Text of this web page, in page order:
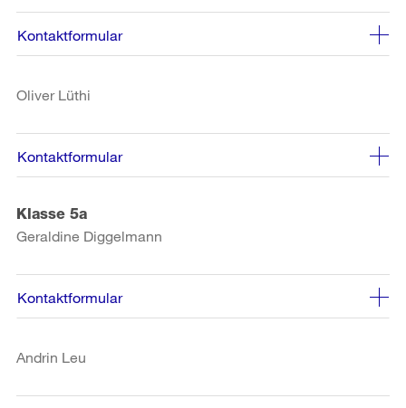
Kontaktformular
Oliver Lüthi
Kontaktformular
Klasse 5a
Geraldine Diggelmann
Kontaktformular
Andrin Leu